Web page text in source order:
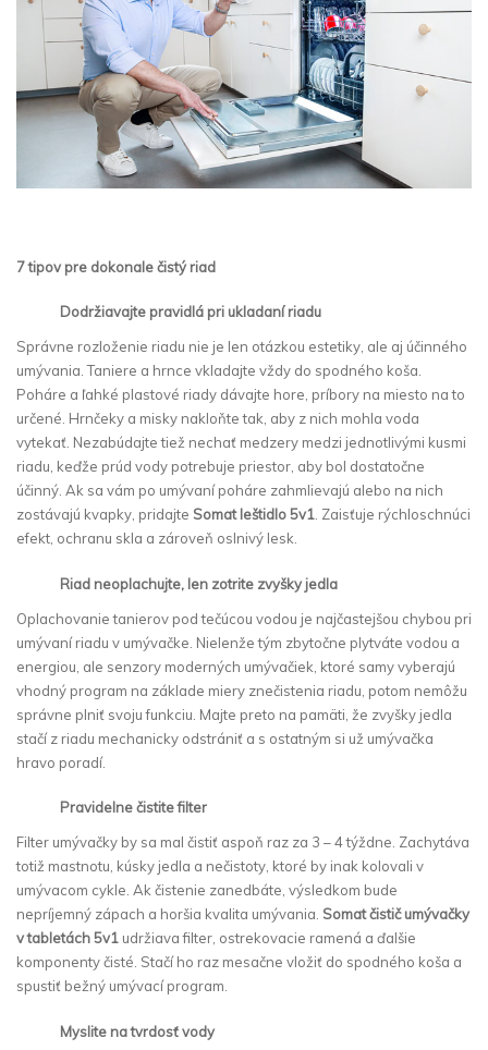
7 tipov pre dokonale čistý riad
Dodržiavajte pravidlá pri ukladaní riadu
Správne rozloženie riadu nie je len otázkou estetiky, ale aj účinného
umývania. Taniere a hrnce vkladajte vždy do spodného koša.
Poháre a ľahké plastové riady dávajte hore, príbory na miesto na to
určené. Hrnčeky a misky nakloňte tak, aby z nich mohla voda
vytekať. Nezabúdajte tiež nechať medzery medzi jednotlivými kusmi
riadu, keďže prúd vody potrebuje priestor, aby bol dostatočne
účinný. Ak sa vám po umývaní poháre zahmlievajú alebo na nich
zostávajú kvapky, pridajte Somat leštidlo 5v1. Zaisťuje rýchloschnúci
efekt, ochranu skla a zároveň oslnivý lesk.
Riad neoplachujte, len zotrite zvyšky jedla
Oplachovanie tanierov pod tečúcou vodou je najčastejšou chybou pri
umývaní riadu v umývačke. Nielenže tým zbytočne plytváte vodou a
energiou, ale senzory moderných umývačiek, ktoré samy vyberajú
vhodný program na základe miery znečistenia riadu, potom nemôžu
správne plniť svoju funkciu. Majte preto na pamäti, že zvyšky jedla
stačí z riadu mechanicky odstrániť a s ostatným si už umývačka
hravo poradí.
Pravidelne čistite filter
Filter umývačky by sa mal čistiť aspoň raz za 3 – 4 týždne. Zachytáva
totiž mastnotu, kúsky jedla a nečistoty, ktoré by inak kolovali v
umývacom cykle. Ak čistenie zanedbáte, výsledkom bude
nepríjemný zápach a horšia kvalita umývania. Somat čistič umývačky
v tabletách 5v1 udržiava filter, ostrekovacie ramená a ďalšie
komponenty čisté. Stačí ho raz mesačne vložiť do spodného koša a
spustiť bežný umývací program.
Myslite na tvrdosť vody